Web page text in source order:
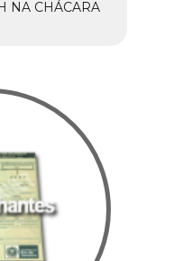
NA CHÁCARA